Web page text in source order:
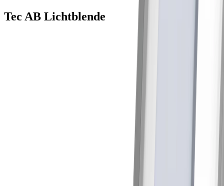
Tec AB Lichtblende